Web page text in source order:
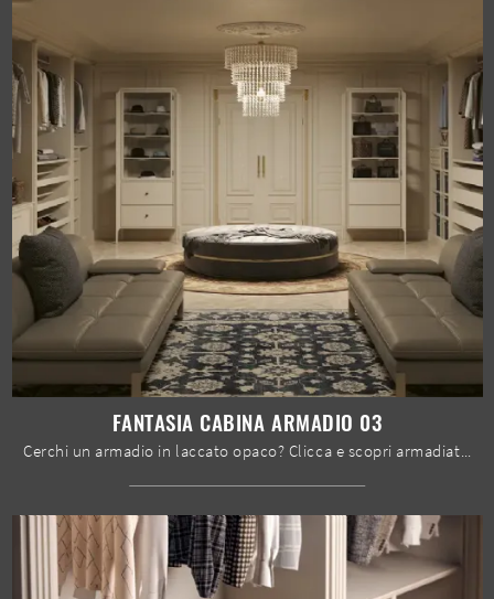
FANTASIA CABINA ARMADIO 03
Cerchi un armadio in laccato opaco? Clicca e scopri armadiature cabine armadio con ante battenti di Le Fablier.